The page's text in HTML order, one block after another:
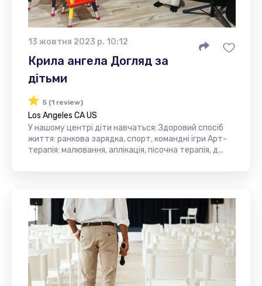
13 жовтня 2023 р. 10:12
Крила ангела Догляд за
дітьми
5 (1 review)
Los Angeles CA US
У нашому центрі діти навчаться: Здоровий спосіб
життя: ранкова зарядка, спорт, командні ігри Арт-
терапія: малювання, аплікація, пісочна терапія, д...